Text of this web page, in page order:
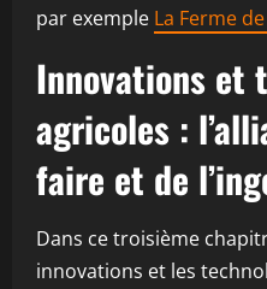
par exemple La Ferme
Innovations et
agricoles :
faire et de
Dans ce troisième
innovations et les